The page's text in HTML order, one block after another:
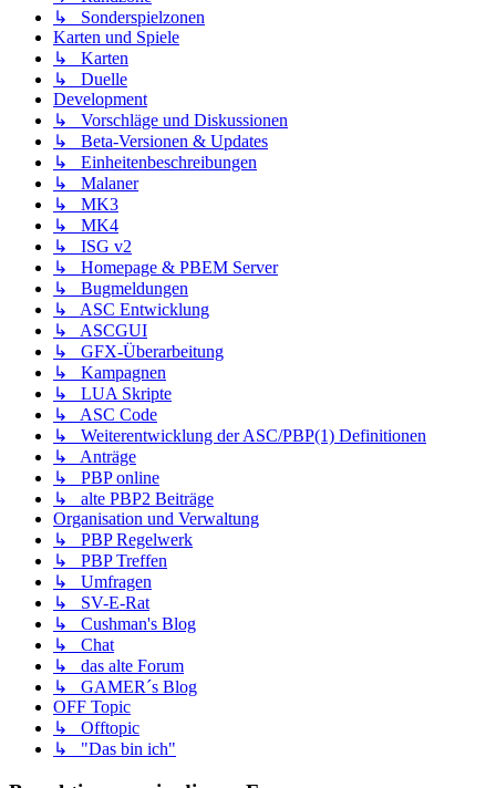
↳ Sonderspielzonen
Karten und Spiele
↳ Karten
↳ Duelle
Development
↳ Vorschläge und Diskussionen
↳ Beta-Versionen & Updates
↳ Einheitenbeschreibungen
↳ Malaner
↳ MK3
↳ MK4
↳ ISG v2
↳ Homepage & PBEM Server
↳ Bugmeldungen
↳ ASC Entwicklung
↳ ASCGUI
↳ GFX-Überarbeitung
↳ Kampagnen
↳ LUA Skripte
↳ ASC Code
↳ Weiterentwicklung der ASC/PBP(1) Definitionen
↳ Anträge
↳ PBP online
↳ alte PBP2 Beiträge
Organisation und Verwaltung
↳ PBP Regelwerk
↳ PBP Treffen
↳ Umfragen
↳ SV-E-Rat
↳ Cushman's Blog
↳ Chat
↳ das alte Forum
↳ GAMER´s Blog
OFF Topic
↳ Offtopic
↳ "Das bin ich"